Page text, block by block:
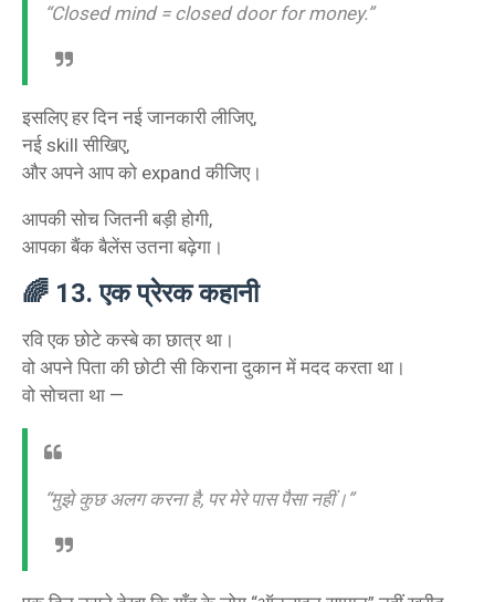
“Closed mind = closed door for money.”
इसलिए हर दिन नई जानकारी लीजिए,
नई skill सीखिए,
और अपने आप को expand कीजिए।
आपकी सोच जितनी बड़ी होगी,
आपका बैंक बैलेंस उतना बढ़ेगा।
🌈 13. एक प्रेरक कहानी
रवि एक छोटे कस्बे का छात्र था।
वो अपने पिता की छोटी सी किराना दुकान में मदद करता था।
वो सोचता था —
“मुझे कुछ अलग करना है, पर मेरे पास पैसा नहीं।”